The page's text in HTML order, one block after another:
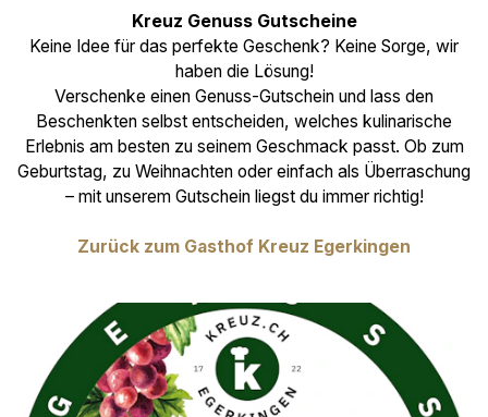
Kreuz Genuss Gutscheine
Keine Idee für das perfekte Geschenk? Keine Sorge, wir
haben die Lösung!
Verschenke einen Genuss-Gutschein und lass den
Beschenkten selbst entscheiden, welches kulinarische
Erlebnis am besten zu seinem Geschmack passt. Ob zum
Geburtstag, zu Weihnachten oder einfach als Überraschung
– mit unserem Gutschein liegst du immer richtig!
Zurück zum Gasthof Kreuz Egerkingen